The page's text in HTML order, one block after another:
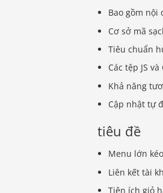
Bao gồm nội
Cơ sở mã
Tiêu chuẩn
Các tệp JS
Khả năng
Cập nhật tự
tiêu đề
Menu lớn
Liên kết tài
Tiện ích giỏ